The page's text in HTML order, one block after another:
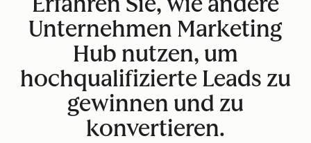
Unternehmen Marketing
Hub nutzen, um
hochqualifizierte Leads zu
gewinnen und zu
konvertieren.